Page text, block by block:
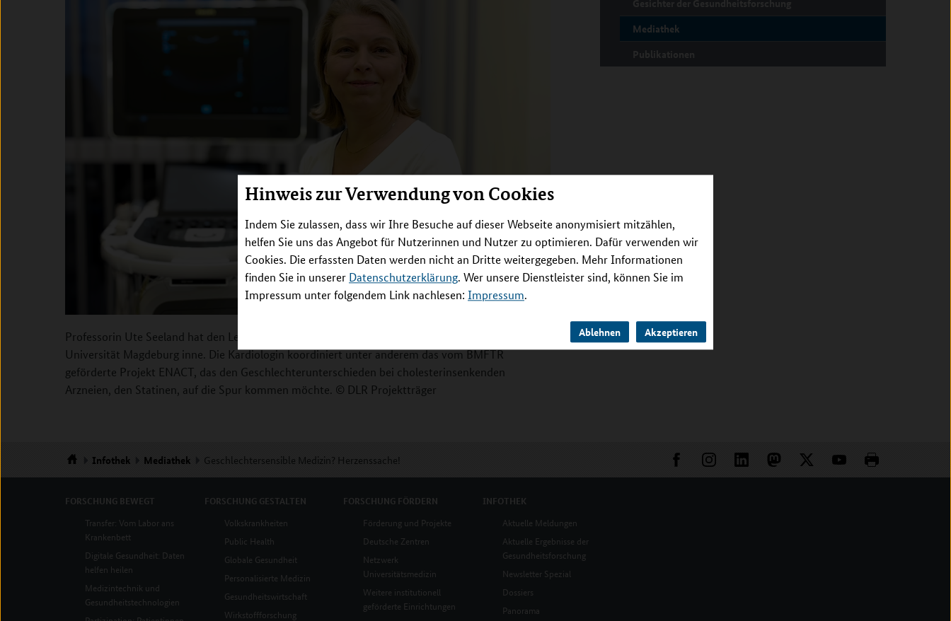
Hinweis zur Verwendung von Cookies
Indem Sie zulassen, dass wir Ihre Besuche auf dieser Webseite anonymisiert mitzählen,
helfen Sie uns das Angebot für Nutzerinnen und Nutzer zu optimieren. Dafür verwenden wir
Cookies. Die erfassten Daten werden nicht an Dritte weitergegeben. Mehr Informationen
finden Sie in unserer Datenschutzerklärung. Wer unsere Dienstleister sind, können Sie im
Impressum unter folgendem Link nachlesen: Impressum.
Ablehnen Akzeptieren
Professorin Ute Seeland hat den Lehrstuhl für Geschlechtersensible Medizin und Prävention der
Universität Magdeburg inne. Die Kardiologin koordiniert unter anderem das vom BMFTR
geförderte Projekt ENACT, das den Geschlechterunterschieden bei cholesterinsenkenden
Arzneien, den Statinen, auf die Spur kommen möchte. © DLR Projektträger
Mediathek
Infothek Mediathek Geschlechtersensible Medizin? Herzenssache!
FORSCHUNG BEWEGT
Transfer: Vom Labor ans
Krankenbett
Digitale Gesundheit: Daten
helfen heilen
Medizintechnik und
Gesundheitstechnologien
FORSCHUNG GESTALTEN
Volkskrankheiten
Public Health
Globale Gesundheit
Personalisierte Medizin
Gesundheitswirtschaft
Wirkstoffforschung
FORSCHUNG FÖRDERN
Förderung und Projekte
Deutsche Zentren
Netzwerk
Universitätsmedizin
Weitere institutionell
geförderte Einrichtungen
INFOTHEK
Aktuelle Meldungen
Aktuelle Ergebnisse der
Gesundheitsforschung
Newsletter Spezial
Dossiers
Panorama